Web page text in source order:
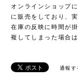
オンラインショップ
に販売をしており、
在庫の反映に時間が
複してしまった場合
通報す